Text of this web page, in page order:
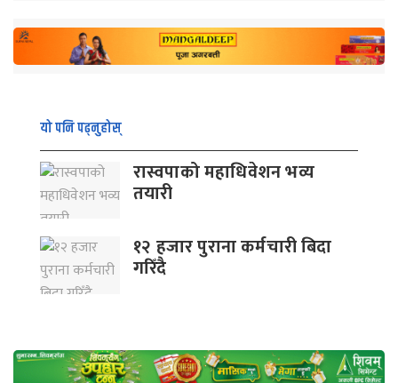
यो पनि पढ्नुहोस्
रास्वपाको महाधिवेशन भव्य
तयारी
१२ हजार पुराना कर्मचारी बिदा
गरिँदै